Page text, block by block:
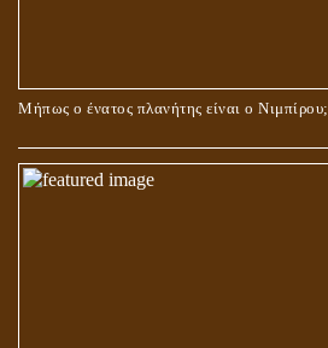
Μήπως ο ένατος πλανήτης είναι ο Νιμπίρου;